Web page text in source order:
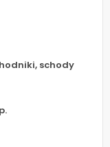
schody